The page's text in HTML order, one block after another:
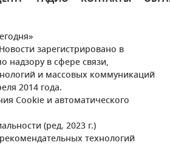
зарегистрировано в
надзору в сфере связи,
и массовых коммуникаций
2014 года.
Cookie и автоматического
(ред. 2023 г.)
технологий